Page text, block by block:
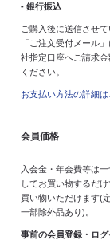
- 銀行振込
ご購入後に送信させ
「ご注文受付メール
社指定口座へご請求
ください。
お支払い方法の詳細は
会員価格
入会金・年会費等は
してお買い物するだ
買い物いただけます(
一部除外品あり)。
事前の会員登録・ロ